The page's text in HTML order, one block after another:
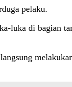
pelaku.
luka di bagian